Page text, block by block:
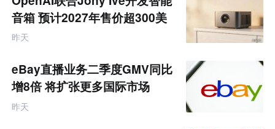
音箱 预计2027年售价超300美
元
昨天
eBay直播业务二季度GMV同比
增8倍 将扩张更多国际市场
昨天